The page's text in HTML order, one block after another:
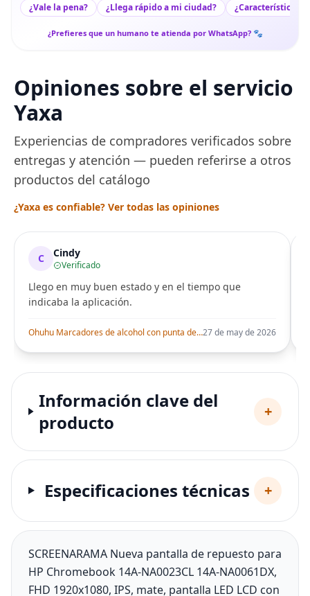
¿Vale la pena? ¿Llega rápido a mi ciudad? ¿Características
¿Prefieres que un humano te atienda por WhatsApp? 🐾
Opiniones sobre el servicio
Yaxa
Experiencias de compradores verificados sobre
entregas y atención — pueden referirse a otros
productos del catálogo
¿Yaxa es confiable? Ver todas las opiniones
C Cindy
Verificado
Llego en muy buen estado y en el tiempo que
indicaba la aplicación.
Ohuhu Marcadores de alcohol con punta de pincel – Juego de marcadores artísticos de doble punta con certificación AP para artistas adultos27 de may de 2026
Información clave del
producto
+
Especificaciones técnicas +
SCREENARAMA Nueva pantalla de repuesto para
HP Chromebook 14A-NA0023CL 14A-NA0061DX,
FHD 1920x1080, IPS, mate, pantalla LED LCD con